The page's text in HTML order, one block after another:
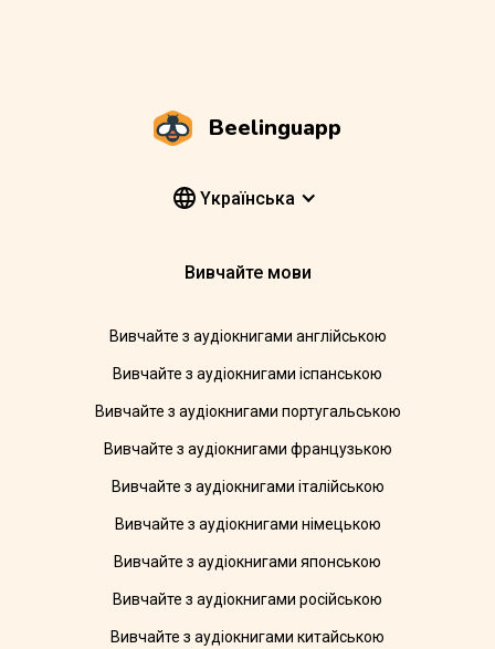
Beelinguapp
Yкраїнська
Вивчайте мови
Вивчайте з аудіокнигами англійською
Вивчайте з аудіокнигами іспанською
Вивчайте з аудіокнигами португальською
Вивчайте з аудіокнигами французькою
Вивчайте з аудіокнигами італійською
Вивчайте з аудіокнигами німецькою
Вивчайте з аудіокнигами японською
Вивчайте з аудіокнигами російською
Вивчайте з аудіокнигами китайською